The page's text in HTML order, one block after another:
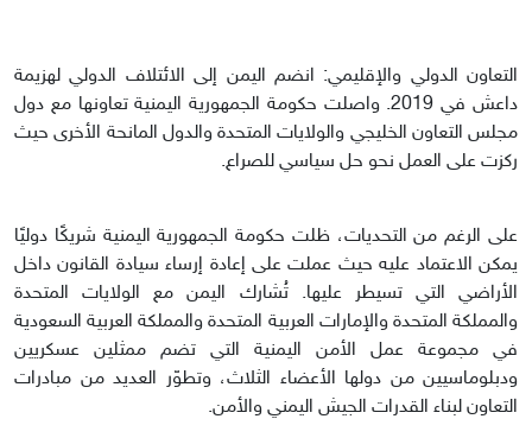
التعاون الدولي والإقليمي: انضم اليمن إلى الائتلاف الدولي لهزيمة
داعش في 2019. واصلت حكومة الجمهورية اليمنية تعاونها مع دول
مجلس التعاون الخليجي والولايات المتحدة والدول المانحة الأخرى حيث
ركزت على العمل نحو حل سياسي للصراع.
على الرغم من التحديات، ظلت حكومة الجمهورية اليمنية شريكًا دوليًا
يمكن الاعتماد عليه حيث عملت على إعادة إرساء سيادة القانون داخل
الأراضي التي تسيطر عليها. تُشارك اليمن مع الولايات المتحدة
والمملكة المتحدة والإمارات العربية المتحدة والمملكة العربية السعودية
في مجموعة عمل الأمن اليمنية التي تضم ممثلين عسكريين
ودبلوماسيين من دولها الأعضاء الثلاث، وتطوّر العديد من مبادرات
التعاون لبناء القدرات الجيش اليمني والأمن.